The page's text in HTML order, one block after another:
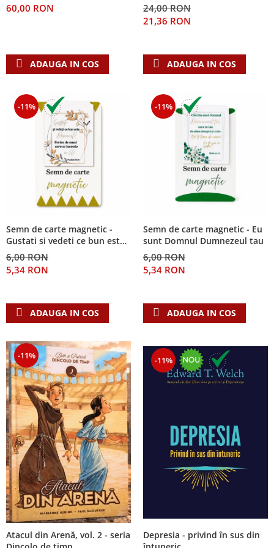
Teologie
Dogmatica
Misiune
Viata crestina
Contemporaneitate
Devotional
Lupta Spirituala
Schimbarea caracterului
Suferinta
Viata din belsug
Viata de zi cu zi
Despre afaceri
Leadership
Mediu
Sanatate / nutritie
60,00 RON
ADAUGA IN COS
24,00 RON
21,36 RON
ADAUGA IN COS
-11%
Semn de carte magnetic -
Gustati si vedeti ce bun este
Domnul!
6,00 RON
5,34 RON
ADAUGA IN COS
-11%
Semn de carte magnetic - Eu
sunt Domnul Dumnezeul tau
6,00 RON
5,34 RON
ADAUGA IN COS
-11%
Atacul din Arenă, vol. 2 - seria
-11%
Depresia - privind în sus din